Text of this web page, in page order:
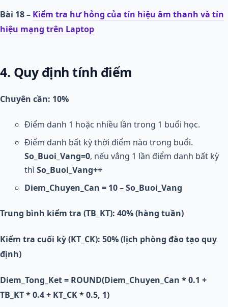
Bài 18 – Kiểm tra hư hỏng của tín hiệu âm thanh và tín
hiệu mạng trên Laptop
4. Quy định tính điểm
Chuyên cần: 10%
Điểm danh 1 hoặc nhiều lần trong 1 buổi học.
Điểm danh bất kỳ thời điểm nào trong buổi.
So_Buoi_Vang=0, nếu vắng 1 lần điểm danh bất kỳ
thì So_Buoi_Vang++
Diem_Chuyen_Can = 10 – So_Buoi_Vang
Trung bình kiểm tra (TB_KT): 40% (hàng tuần)
Kiểm tra cuối kỳ (KT_CK): 50% (lịch phòng đào tạo quy
định)
Diem_Tong_Ket = ROUND(Diem_Chuyen_Can * 0.1 +
TB_KT * 0.4 + KT_CK * 0.5, 1)